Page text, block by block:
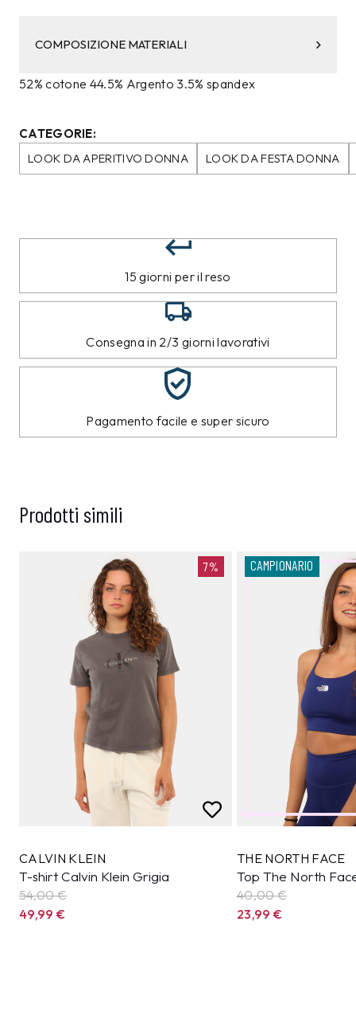
COMPOSIZIONE MATERIALI
52% cotone 44.5% Argento 3.5% spandex
CATEGORIE:
LOOK DA APERITIVO DONNA
LOOK DA FESTA DONNA
15 giorni per il reso
Consegna in 2/3 giorni lavorativi
Pagamento facile e super sicuro
Prodotti simili
7%
CALVIN KLEIN
T-shirt Calvin Klein Grigia
54,00 €
49,99€
CAMPIONARIO
THE NORTH FACE
Top The North
40,00 €
23,99€